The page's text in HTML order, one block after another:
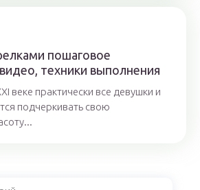
пошаговое
техники выполнения
веке практически все девушки и
подчеркивать свою